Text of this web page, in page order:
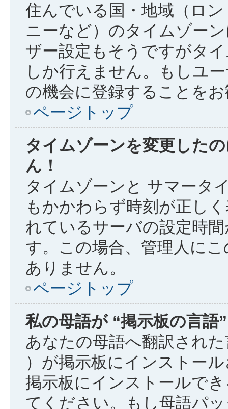
住んでいる国・地域（ロ
ニーなど）のタイムゾー
ザー設定もそうですがタ
しか行えません。もしユ
の機会に登録することを
ページトップ
タイムゾーンを変更した
ん！
タイムゾーンと サマータ
もかかわらず時刻が正し
れているサーバの設定時
す。この場合、管理人に
ありません。
ページトップ
私の母語が “掲示板の言
あなたの母語へ翻訳され
）が掲示板にインストー
掲示板にインストールで
てください。もし母語パ